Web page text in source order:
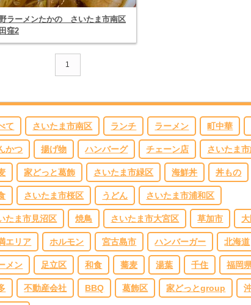
ラーメンたかの さいたま市南区
窪2
1
て さいたま市南区 ランチ ラーメン 町中華
かつ 揚げ物 ハンバーグ チェーン店 さいたま
家どっと葛飾 さいたま市緑区 海鮮丼 丼もの
さいたま市桜区 うどん さいたま市浦和区
たま市見沼区 焼鳥 さいたま市大宮区 草加市
エリア ホルモン 宮古島市 ハンバーガー 北海道
メン 足立区 和食 蕎麦 湯葉 千住 福岡
不動産会社 BBQ 葛飾区 家どっとgroup